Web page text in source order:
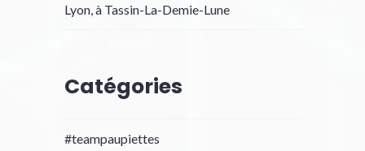
Lyon, à Tassin-La-Demie-Lune
Catégories
#teampaupiettes